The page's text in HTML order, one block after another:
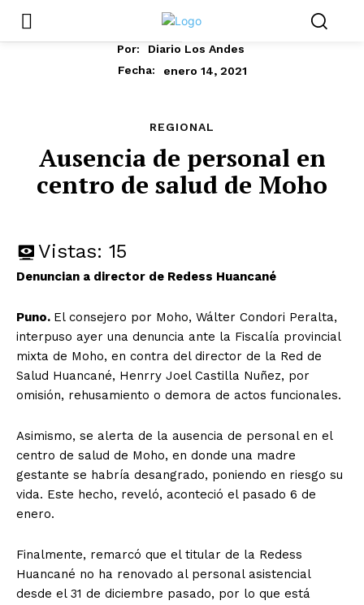
Por:
Diario Los Andes
Fecha:
enero 14, 2021
REGIONAL
Ausencia de personal en
centro de salud de Moho
Vistas: 15
Denuncian a director de Redess Huancané
Puno. El consejero por Moho, Wálter Condori Peralta,
interpuso ayer una denuncia ante la Fiscalía provincial
mixta de Moho, en contra del director de la Red de
Salud Huancané, Henrry Joel Castilla Nuñez, por
omisión, rehusamiento o demora de actos funcionales.
Asimismo, se alerta de la ausencia de personal en el
centro de salud de Moho, en donde una madre
gestante se habría desangrado, poniendo en riesgo su
vida. Este hecho, reveló, aconteció el pasado 6 de
enero.
Finalmente, remarcó que el titular de la Redess
Huancané no ha renovado al personal asistencial
desde el 31 de diciembre pasado, por lo que está